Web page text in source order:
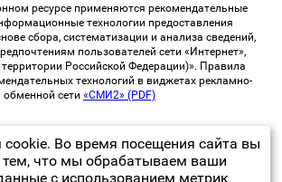
ресурсе применяются рекомендательные
технологии предоставления
сбора, систематизации и анализа сведений,
пользователей сети «Интернет»,
Российской Федерации)». Правила
технологий в виджетах рекламно-
обменной сети «СМИ2» (PDF)
| Все права защищены
категория сайта 16+
Во время посещения сайта вы
тем, что мы обрабатываем ваши
с использованием метрик